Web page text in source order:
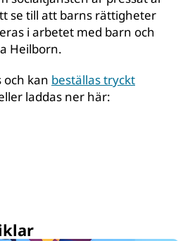
se till att barns rättigheter
i arbetet med barn och
Heilborn.
och kan beställas tryckt
laddas ner här: